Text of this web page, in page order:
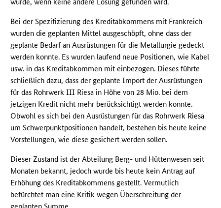
würde, wenn keine andere Lösung gefunden wird.
Bei der Spezifizierung des Kreditabkommens mit Frankreich
wurden die geplanten Mittel ausgeschöpft, ohne dass der
geplante Bedarf an Ausrüstungen für die Metallurgie gedeckt
werden konnte. Es wurden laufend neue Positionen, wie Kabel
usw. in das Kreditabkommen mit einbezogen. Dieses führte
schließlich dazu, dass der geplante Import der Ausrüstungen
für das Rohrwerk III Riesa in Höhe von 28 Mio. bei dem
jetzigen Kredit nicht mehr berücksichtigt werden konnte.
Obwohl es sich bei den Ausrüstungen für das Rohrwerk Riesa
um Schwerpunktpositionen handelt, bestehen bis heute keine
Vorstellungen, wie diese gesichert werden sollen.
Dieser Zustand ist der Abteilung Berg- und Hüttenwesen seit
Monaten bekannt, jedoch wurde bis heute kein Antrag auf
Erhöhung des Kreditabkommens gestellt. Vermutlich
befürchtet man eine Kritik wegen Überschreitung der